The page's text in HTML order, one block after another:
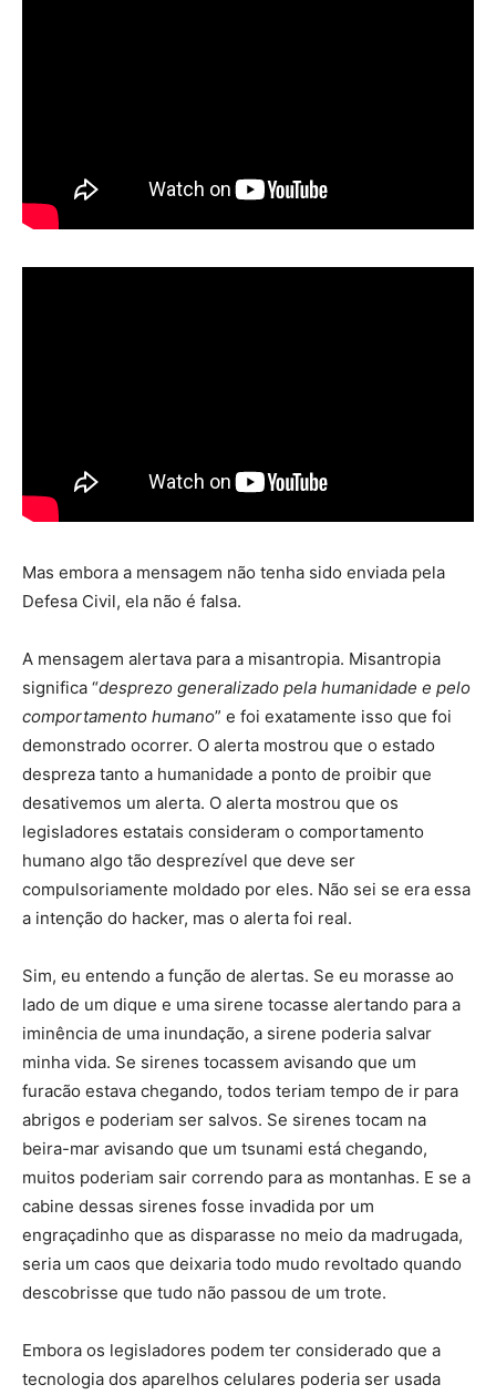
Mas embora a mensagem não tenha sido enviada pela
Defesa Civil, ela não é falsa.
A mensagem alertava para a misantropia. Misantropia
significa “desprezo generalizado pela humanidade e pelo
comportamento humano” e foi exatamente isso que foi
demonstrado ocorrer. O alerta mostrou que o estado
despreza tanto a humanidade a ponto de proibir que
desativemos um alerta. O alerta mostrou que os
legisladores estatais consideram o comportamento
humano algo tão desprezível que deve ser
compulsoriamente moldado por eles. Não sei se era essa
a intenção do hacker, mas o alerta foi real.
Sim, eu entendo a função de alertas. Se eu morasse ao
lado de um dique e uma sirene tocasse alertando para a
iminência de uma inundação, a sirene poderia salvar
minha vida. Se sirenes tocassem avisando que um
furacão estava chegando, todos teriam tempo de ir para
abrigos e poderiam ser salvos. Se sirenes tocam na
beira-mar avisando que um tsunami está chegando,
muitos poderiam sair correndo para as montanhas. E se a
cabine dessas sirenes fosse invadida por um
engraçadinho que as disparasse no meio da madrugada,
seria um caos que deixaria todo mudo revoltado quando
descobrisse que tudo não passou de um trote.
Embora os legisladores podem ter considerado que a
tecnologia dos aparelhos celulares poderia ser usada